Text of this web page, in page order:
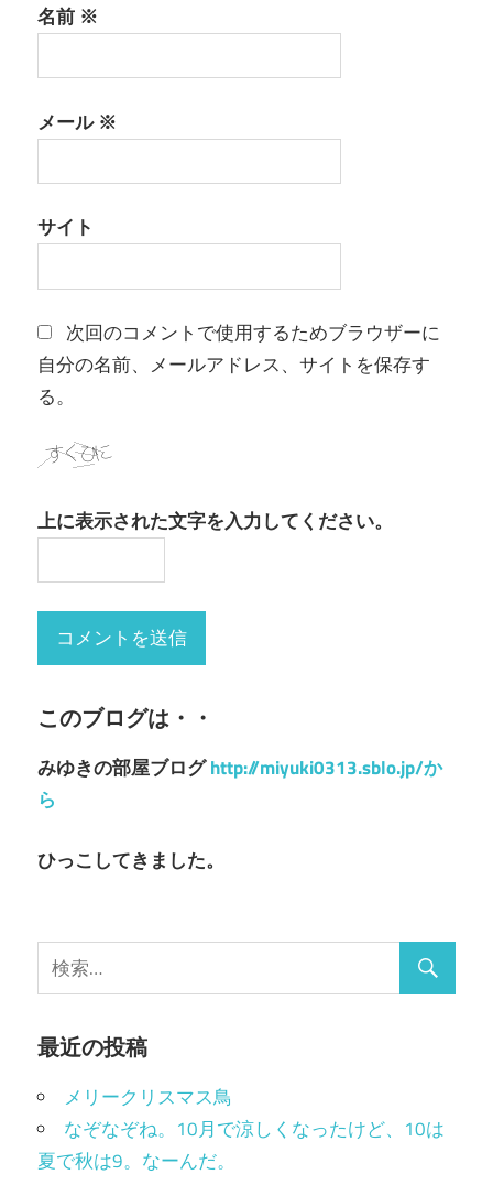
名前 ※
メール※
サイト
次回のコメントで使用するためブラウザーに
自分の名前、メールアドレス、サイトを保存す
る。
上に表示された文字を入力してください。
このブログは・・
みゆきの部屋ブログhttp://miyuki0313.sblo.jp/か
ら
ひっこしてきました。
最近の投稿
メリークリスマス鳥
なぞなぞね。10月で涼しくなったけど、10は
夏で秋は9。なーんだ。